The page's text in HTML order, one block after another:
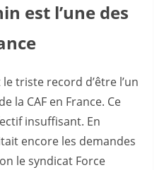
est l’une des
triste record d’être l’un
la CAF en France. Ce
insuffisant. En
encore les demandes
le syndicat Force